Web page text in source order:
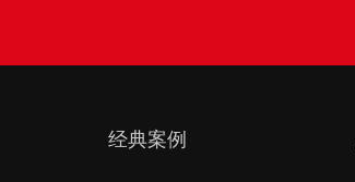
经典案例